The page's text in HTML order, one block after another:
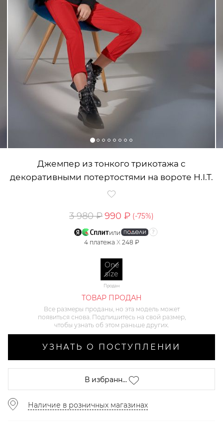
Джемпер из тонкого трикотажа с
декоративными потертостями на вороте H.I.T.
3 980 ₽990 ₽ (-75%)
или
4 платежа X 248 ₽
One
size
Продан
ТОВАР ПРОДАН
Все размеры проданы, но эта модель может
появиться снова. Подпишитесь на свой размер,
чтобы узнать об этом раньше других.
УЗНАТЬ О ПОСТУПЛЕНИИ
В избранн...
Наличие в розничных магазинах